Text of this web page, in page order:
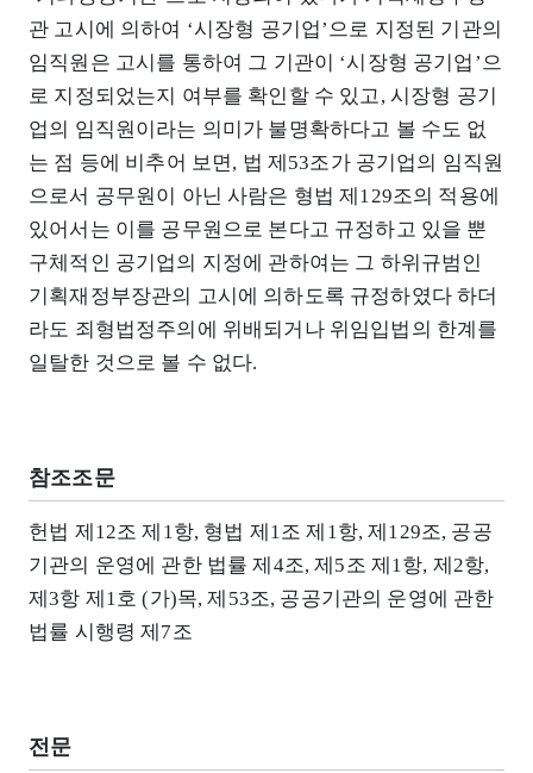
관 고시에 의하여 ‘시장형 공기업’으로 지정된 기관의
임직원은 고시를 통하여 그 기관이 ‘시장형 공기업’으
로 지정되었는지 여부를 확인할 수 있고, 시장형 공기
업의 임직원이라는 의미가 불명확하다고 볼 수도 없
는 점 등에 비추어 보면, 법 제53조가 공기업의 임직원
으로서 공무원이 아닌 사람은 형법 제129조의 적용에
있어서는 이를 공무원으로 본다고 규정하고 있을 뿐
구체적인 공기업의 지정에 관하여는 그 하위규범인
기획재정부장관의 고시에 의하도록 규정하였다 하더
라도 죄형법정주의에 위배되거나 위임입법의 한계를
일탈한 것으로 볼 수 없다.
참조조문
헌법 제12조 제1항, 형법 제1조 제1항, 제129조, 공공
기관의 운영에 관한 법률 제4조, 제5조 제1항, 제2항,
제3항 제1호 (가)목, 제53조, 공공기관의 운영에 관한
법률 시행령 제7조
전문